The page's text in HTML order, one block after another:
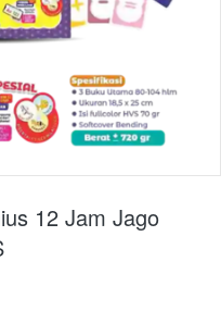
12 Jam Jago